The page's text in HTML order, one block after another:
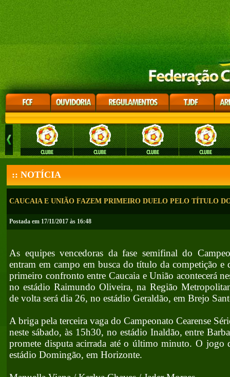
:: NOTÍCIA
CAUCAIA E UNIÃO FAZEM PRIMEIRO DUELO PELO TÍTULO
Postada em 17/11/2017 às 16:48
As equipes vencedoras da fase semifinal do
entram em campo em busca do título da competição e
primeiro confronto entre Caucaia e União acontecerá
no estádio Raimundo Oliveira, na Região
de volta será dia 26, no estádio Geraldão, em Brejo
A briga pela terceira vaga do Campeonato Cearense
neste sábado, às 15h30, no estádio Inaldão, entre
promete disputa acirrada até o último minuto. O jogo
estádio Domingão, em Horizonte.